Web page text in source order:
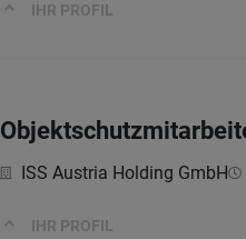
IHR PROFIL
ISS Austria Holding GmbH
IHR PROFIL